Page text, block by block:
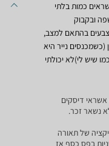
כמות בלתי
אשפה ובקבוק
צבעים בהתאם למצב,
(כשמכנסים נייר היא
שיש לי)לא יכולתי
גם חבילה של 20 ביחד) אשראי דיסקים
של תאורה
והדלקה אוטומטיים(אלא אם נגעת 5 שניות בפס כסף אז